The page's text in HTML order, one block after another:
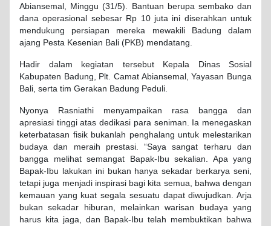
Abiansemal, Minggu (31/5). Bantuan berupa sembako dan
dana operasional sebesar Rp 10 juta ini diserahkan untuk
mendukung persiapan mereka mewakili Badung dalam
ajang Pesta Kesenian Bali (PKB) mendatang.
Hadir dalam kegiatan tersebut Kepala Dinas Sosial
Kabupaten Badung, Plt. Camat Abiansemal, Yayasan Bunga
Bali, serta tim Gerakan Badung Peduli.
Nyonya Rasniathi menyampaikan rasa bangga dan
apresiasi tinggi atas dedikasi para seniman. Ia menegaskan
keterbatasan fisik bukanlah penghalang untuk melestarikan
budaya dan meraih prestasi. “Saya sangat terharu dan
bangga melihat semangat Bapak-Ibu sekalian. Apa yang
Bapak-Ibu lakukan ini bukan hanya sekadar berkarya seni,
tetapi juga menjadi inspirasi bagi kita semua, bahwa dengan
kemauan yang kuat segala sesuatu dapat diwujudkan. Arja
bukan sekadar hiburan, melainkan warisan budaya yang
harus kita jaga, dan Bapak-Ibu telah membuktikan bahwa